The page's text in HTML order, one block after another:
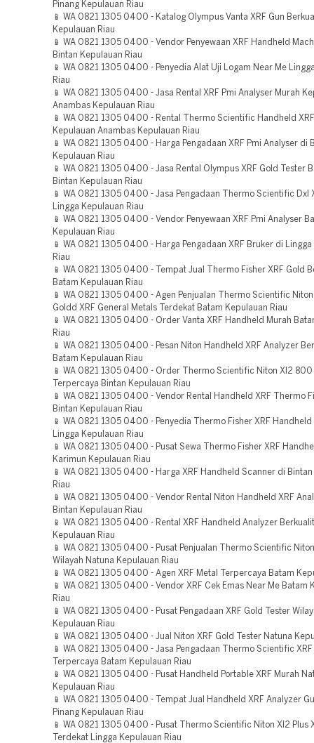
Pinang Kepulauan Riau
📱 WA 0821 1305 0400 - Katalog Olympus Vanta XRF Gun
Kepulauan Riau
📱 WA 0821 1305 0400 - Vendor Penyewaan XRF Handheld
Bintan Kepulauan Riau
📱 WA 0821 1305 0400 - Penyedia Alat Uji Logam Near Me
Riau
📱 WA 0821 1305 0400 - Jasa Rental XRF Pmi Analyser Murah
Anambas Kepulauan Riau
📱 WA 0821 1305 0400 - Rental Thermo Scientific Handheld
Kepulauan Anambas Kepulauan Riau
📱 WA 0821 1305 0400 - Harga Pengadaan XRF Pmi Analyser di
Kepulauan Riau
📱 WA 0821 1305 0400 - Jasa Rental Olympus XRF Gold Tester
Bintan Kepulauan Riau
📱 WA 0821 1305 0400 - Jasa Pengadaan Thermo Scientific Dxl
Lingga Kepulauan Riau
📱 WA 0821 1305 0400 - Vendor Penyewaan XRF Pmi Analyser
Kepulauan Riau
📱 WA 0821 1305 0400 - Harga Pengadaan XRF Bruker di
Riau
📱 WA 0821 1305 0400 - Tempat Jual Thermo Fisher XRF Gold
Batam Kepulauan Riau
📱 WA 0821 1305 0400 - Agen Penjualan Thermo Scientific
Goldd XRF General Metals Terdekat Batam Kepulauan Riau
📱 WA 0821 1305 0400 - Order Vanta XRF Handheld Murah
Riau
📱 WA 0821 1305 0400 - Pesan Niton Handheld XRF Analyzer
Batam Kepulauan Riau
📱 WA 0821 1305 0400 - Order Thermo Scientific Niton Xl2 800
Terpercaya Bintan Kepulauan Riau
📱 WA 0821 1305 0400 - Vendor Rental Handheld XRF Thermo
Bintan Kepulauan Riau
📱 WA 0821 1305 0400 - Penyedia Thermo Fisher XRF Handheld
Lingga Kepulauan Riau
📱 WA 0821 1305 0400 - Pusat Sewa Thermo Fisher XRF
Karimun Kepulauan Riau
📱 WA 0821 1305 0400 - Harga XRF Handheld Scanner di
Riau
📱 WA 0821 1305 0400 - Vendor Rental Niton Handheld XRF
Bintan Kepulauan Riau
📱 WA 0821 1305 0400 - Rental XRF Handheld Analyzer
Kepulauan Riau
📱 WA 0821 1305 0400 - Pusat Penjualan Thermo Scientific
Wilayah Natuna Kepulauan Riau
📱 WA 0821 1305 0400 - Agen XRF Metal Terpercaya Batam
📱 WA 0821 1305 0400 - Vendor XRF Cek Emas Near Me Batam
Riau
📱 WA 0821 1305 0400 - Pusat Pengadaan XRF Gold Tester
Kepulauan Riau
📱 WA 0821 1305 0400 - Jual Niton XRF Gold Tester Natuna
📱 WA 0821 1305 0400 - Jasa Pengadaan Thermo Scientific XRF
Terpercaya Batam Kepulauan Riau
📱 WA 0821 1305 0400 - Pusat Handheld Portable XRF Murah
Kepulauan Riau
📱 WA 0821 1305 0400 - Tempat Jual Handheld XRF Analyzer
Pinang Kepulauan Riau
📱 WA 0821 1305 0400 - Pusat Thermo Scientific Niton Xl2 Plus
Terdekat Lingga Kepulauan Riau